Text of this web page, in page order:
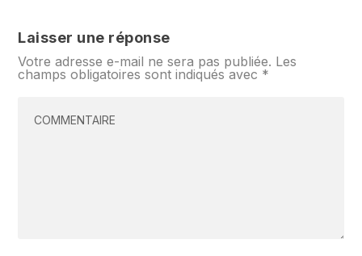
Laisser une réponse
Votre adresse e-mail ne sera pas publiée. Les
champs obligatoires sont indiqués avec *